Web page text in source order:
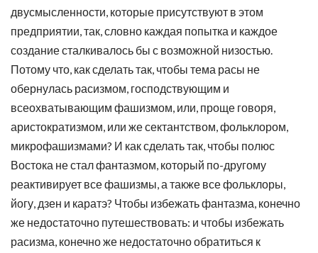
двусмысленности, которые присутствуют в этом
предприятии, так, словно каждая попытка и каждое
создание сталкивалось бы с возможной низостью.
Потому что, как сделать так, чтобы тема расы не
обернулась расизмом, господствующим и
всеохватывающим фашизмом, или, проще говоря,
аристократизмом, или же сектантством, фольклором,
микрофашизмами? И как сделать так, чтобы полюс
Востока не стал фантазмом, который по-другому
реактивирует все фашизмы, а также все фольклоры,
йогу, дзен и каратэ? Чтобы избежать фантазма, конечно
же недостаточно путешествовать: и чтобы избежать
расизма, конечно же недостаточно обратиться к